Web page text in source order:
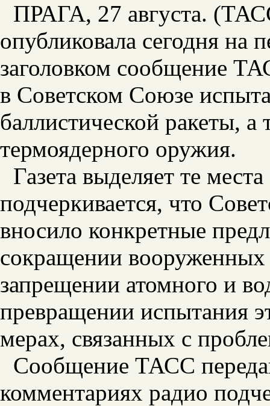
ПРАГА, 27 августа.
опубликовала сегодня на
заголовком сообщение
в Советском Союзе
баллистической ракеты,
термоядерного оружия.
Газета выделяет те
подчеркивается, что
вносило конкретные
сокращении вооруженных
запрещении атомного и
превращении испытания
мерах, связанных с
Сообщение ТАСС
комментариях радио